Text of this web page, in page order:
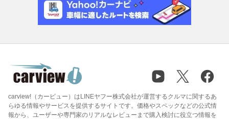
carview!（カービュー）はLINEヤフー株式会社が運営するクルマに関するあ
らゆる情報やサービスを提供するサイトです。価格やスペックなどの公式情
報から、ユーザーや専門家のリアルなレビューまで購入検討に役立つ情報を